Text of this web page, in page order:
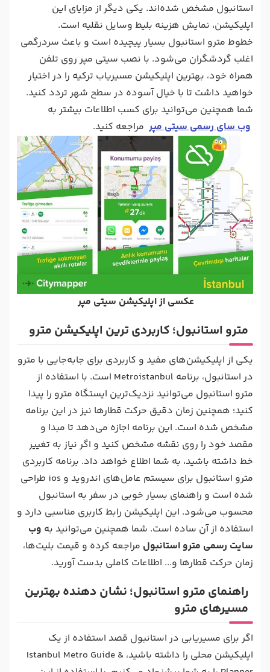
استانبول مشخص شده‌اند. یکی دیگر از مزایای این
اپلیکیشن، نمایش هزینه بلیط وسایل نقلیه است.
خطوط مترو استانبول بسیار پیچیده است و باعث سردرگمی
اغلب گردشگران می‌شود. با نصب سیتی مپر روی تلفن
همراه خود، بهترین اپلیکیشن مسیریاب ترکیه را در اختیار
خواهید داشت تا با خیال آسوده در سطح شهر تردد کنید.
شما همچنین می‌توانید برای کسب اطلاعات بیشتر به
وب سای رسمی سیتی مپر مراجعه کنید.
عکسی از اپلیکیشن سیتی مپر
مترو استانبول؛ کاربردی ترین اپلیکیشن مترو
یکی از اپلیکیشن‌های مفید و کاربردی برای جابه‌جایی با مترو
در استانبول، برنامه Metroistanbul است. با استفاده از
مترو استانبول می‌توانید نزدیک‌ترین ایستگاه مترو را پیدا
کنید؛ همچنین زمان دقیق حرکت قطارها نیز در این برنامه
مشخص شده است. این برنامه اجازه می‌دهد تا مبدا و
مقصد خود را روی نقشه مشخص کنید و اگر نیاز به تغییر
خط داشته باشید، به شما اطلاع خواهد داد. برنامه کاربردی
مترو استانبول برای سیستم عامل‌های اندروید و ios طراحی
شده است و راهنمای بسیار خوبی در سفر به استانبول
محسوب می‌شود. این اپلیکیشن رابط کاربری مناسبی دارد و
استفاده از آن ساده است. شما همچنین می‌توانید به وب
سایت رسمی مترو استانبول مراجعه کرده و قیمت بلیت‌ها،
زمان حرکت قطارها و... اطلاعات کاملی بدست آورید.
راهنمای مترو استانبول؛ نشان دهنده بهترین
مسیرهای مترو
اگر برای مسیریابی در استانبول قصد استفاده از یک
اپلیکیشن محلی را داشته باشید، Istanbul Metro Guide &